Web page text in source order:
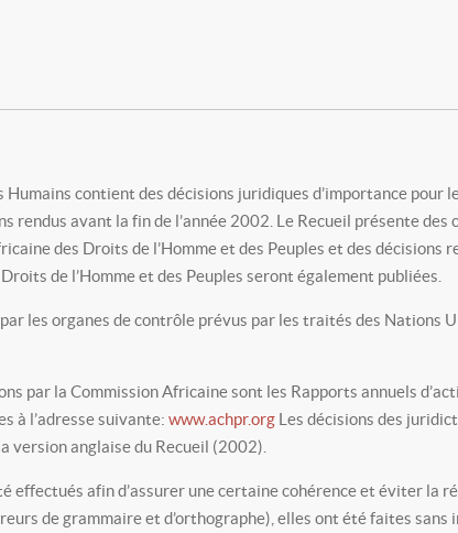
contient des décisions juridiques d’importance pour
rendus avant la fin de l’année 2002. Le Recueil présente
des Droits de l’Homme et des Peuples et des décisions
de l’Homme et des Peuples seront également publiées.
les organes de contrôle prévus par les traités des Nations
par la Commission Africaine sont les Rapports annuels
à l’adresse suivante: www.achpr.org Les décisions des
version anglaise du Recueil (2002).
effectués afin d’assurer une certaine cohérence et éviter la
de grammaire et d’orthographe), elles ont été faites